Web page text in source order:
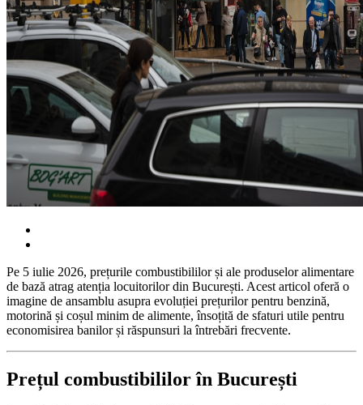
Pe 5 iulie 2026, prețurile combustibililor și ale produselor alimentare
de bază atrag atenția locuitorilor din București. Acest articol oferă o
imagine de ansamblu asupra evoluției prețurilor pentru benzină,
motorină și coșul minim de alimente, însoțită de sfaturi utile pentru
economisirea banilor și răspunsuri la întrebări frecvente.
Prețul combustibililor în București